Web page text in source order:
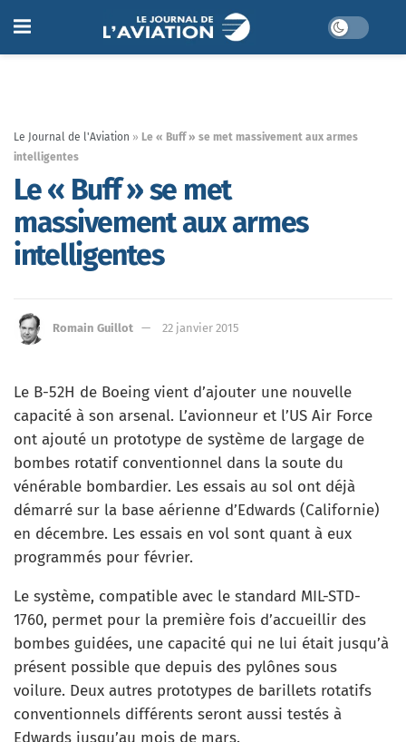
Le Journal de l'Aviation » Le « Buff » se met massivement aux armes
intelligentes
Le « Buff » se met
massivement aux armes
intelligentes
Romain Guillot 22 janvier 2015
Le B-52H de Boeing vient d’ajouter une nouvelle
capacité à son arsenal. L’avionneur et l’US Air Force
ont ajouté un prototype de système de largage de
bombes rotatif conventionnel dans la soute du
vénérable bombardier. Les essais au sol ont déjà
démarré sur la base aérienne d’Edwards (Californie)
en décembre. Les essais en vol sont quant à eux
programmés pour février.
Le système, compatible avec le standard MIL-STD-
1760, permet pour la première fois d’accueillir des
bombes guidées, une capacité qui ne lui était jusqu’à
présent possible que depuis des pylônes sous
voilure. Deux autres prototypes de barillets rotatifs
conventionnels différents seront aussi testés à
Edwards jusqu’au mois de mars.